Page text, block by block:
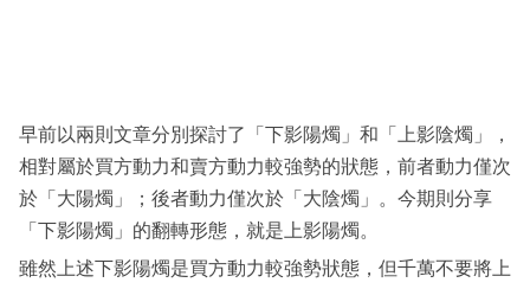
區
早前以兩則文章分別探討了「下影陽燭」和「上影陰燭」，
相對屬於買方動力和賣方動力較強勢的狀態，前者動力僅次
於「大陽燭」；後者動力僅次於「大陰燭」。今期則分享
「下影陽燭」的翻轉形態，就是上影陽燭。
雖然上述下影陽燭是買方動力較強勢狀態，但千萬不要將上